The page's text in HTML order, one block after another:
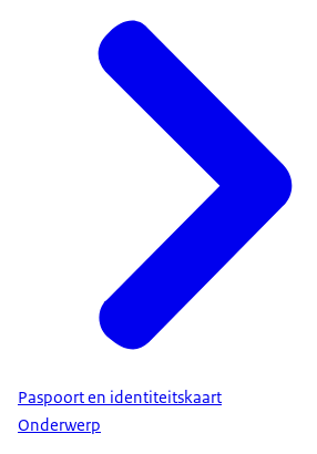
Paspoort en identiteitskaart
Onderwerp